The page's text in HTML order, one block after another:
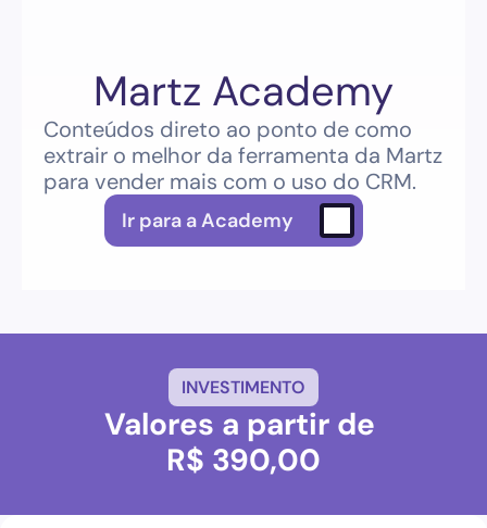
Martz Academy
Conteúdos direto ao ponto de como
extrair o melhor da ferramenta da Martz
para vender mais com o uso do CRM.
Ir para a Academy
INVESTIMENTO
Valores a partir de
R$ 390,00